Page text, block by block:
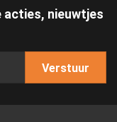
nieuwtjes
Verstuur